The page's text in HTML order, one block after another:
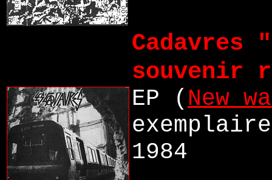
Cadavres "
souvenir
EP (New
1984